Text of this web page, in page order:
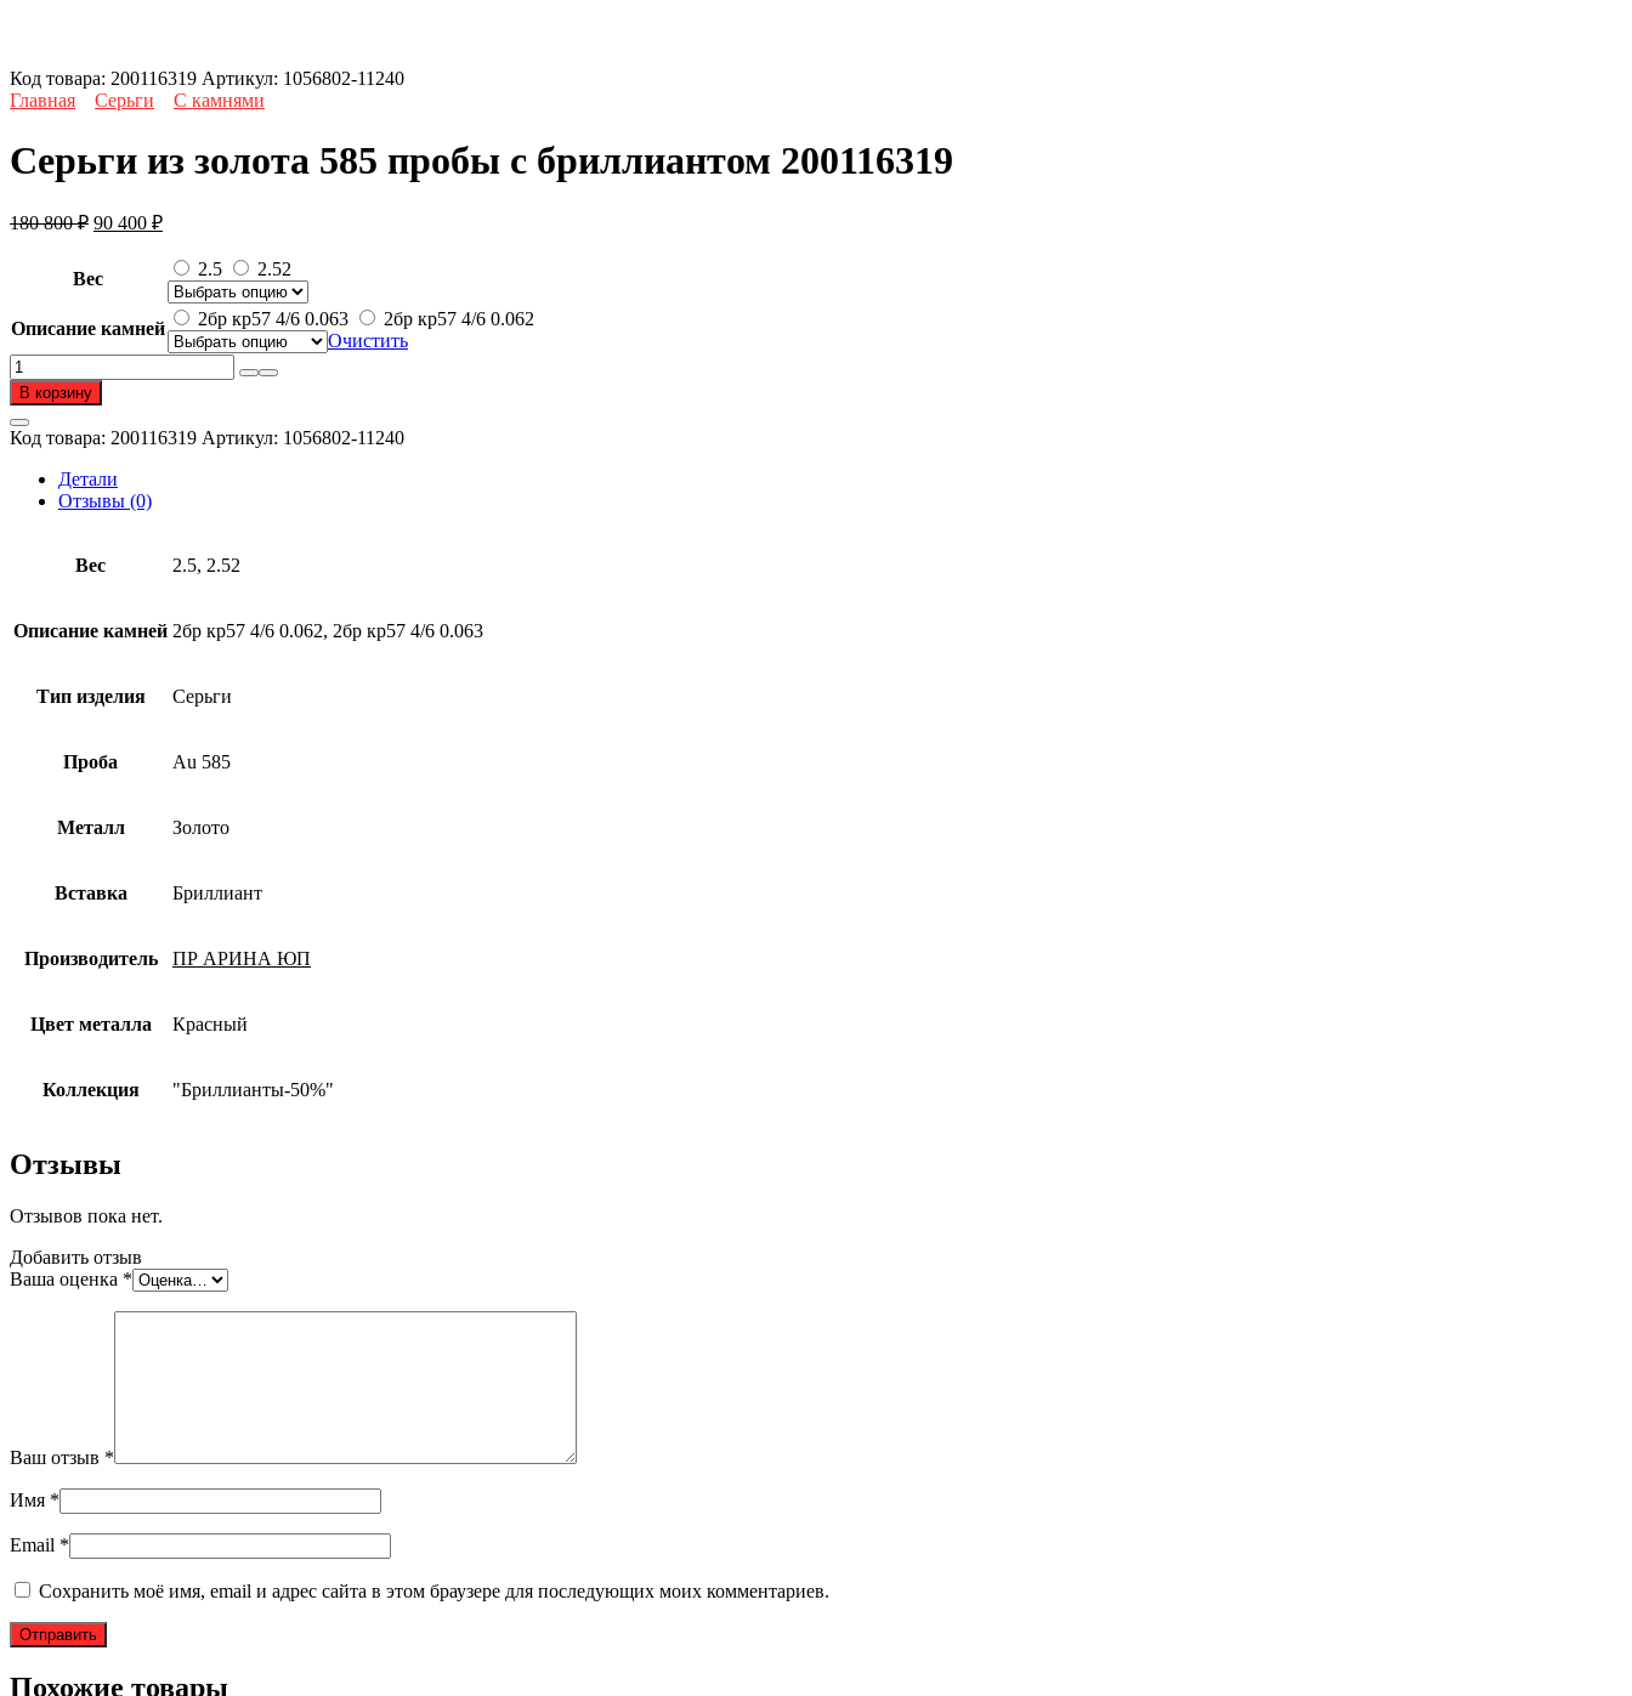
Код товара: 200116319 Артикул: 1056802-11240
Главная
Серьги С камнями
Серьги из золота 585 пробы с бриллиантом 200116319
180 800₽ Первоначальная
составляла
180
90 400 ₽Текущая
90
400 ₽.
Вес 2.5 2.52
Описание камней 2бр кр57 4/6 0.063
2бр кр57 4/6 0.062
Очистить
Количество
товара
Серьги
из
золота
пробы
В корзину
Код товара: 200116319 Артикул: 1056802-11240
Детали
Отзывы (0)
Вес 2.5, 2.52
Описание камней 2бр кр57 4/6 0.062, 2бр кр57 4/6 0.063
Тип изделия Серьги
Проба Au 585
Металл Золото
Вставка Бриллиант
Производитель ПР АРИНА ЮП
Цвет металла Красный
Коллекция "Бриллианты-50%"
Отзывы
Отзывов пока нет.
Добавить отзыв
Ваша оценка *
Ваш отзыв *
Имя *
Email *
Сохранить моё имя, email и адрес сайта в этом браузере для последующих моих комментариев.
Похожие товары